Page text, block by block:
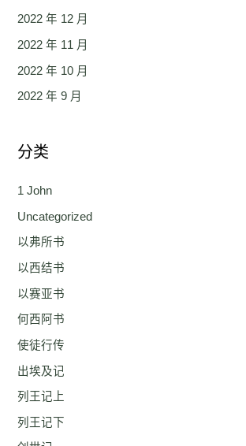
2022 年 12 月
2022 年 11 月
2022 年 10 月
2022 年 9 月
分类
1 John
Uncategorized
以弗所书
以西结书
以赛亚书
何西阿书
使徒行传
出埃及记
列王记上
列王记下